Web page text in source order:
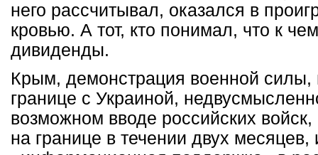
него рассчитывал, оказался в
кровью. А тот, кто понимал, что к
дивиденды.
Крым, демонстрация военной силы,
границе с Украиной,
возможном вводе российских войск,
на границе в течении двух месяцев,